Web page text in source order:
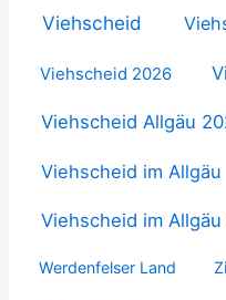
Viehscheid
Viehscheid 2026
Viehscheid Allgäu
Viehscheid im Allgäu
Viehscheid im
Werdenfelser Land